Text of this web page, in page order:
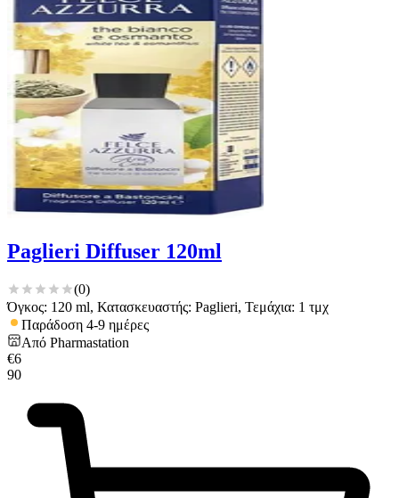
Paglieri Diffuser 120ml
(0)
Όγκος: 120 ml, Κατασκευαστής: Paglieri, Τεμάχια: 1 τμχ
Παράδοση 4-9 ημέρες
Από Pharmastation
€6
90